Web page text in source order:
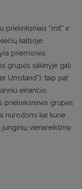
prielinksniais “mit” ir
kalboje.
priemonės
grupės sakinyje gali
Umstand”), taip pat
einančio
prielinksninės grupės
nurodomi kai kurie
vienareikšmę